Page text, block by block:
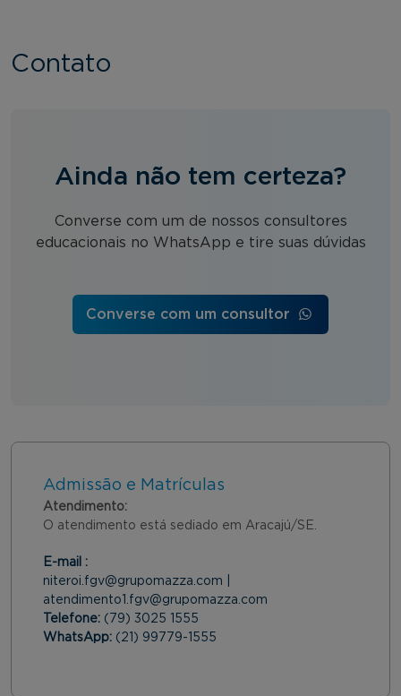
Contato
Ainda não tem certeza?
Converse com um de nossos consultores
educacionais no WhatsApp e tire suas dúvidas
Converse com um consultor
Admissão e Matrículas
Atendimento:
O atendimento está sediado em Aracajú/SE.
E-mail :
niteroi.fgv@grupomazza.com |
atendimento1.fgv@grupomazza.com
Telefone: (79) 3025 1555
WhatsApp: (21) 99779-1555